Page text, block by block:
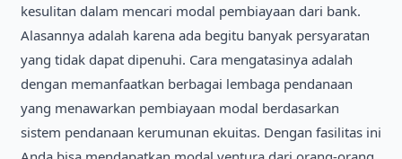
kesulitan dalam mencari modal pembiayaan dari bank.
Alasannya adalah karena ada begitu banyak persyaratan
yang tidak dapat dipenuhi. Cara mengatasinya adalah
dengan memanfaatkan berbagai lembaga pendanaan
yang menawarkan pembiayaan modal berdasarkan
sistem pendanaan kerumunan ekuitas. Dengan fasilitas ini